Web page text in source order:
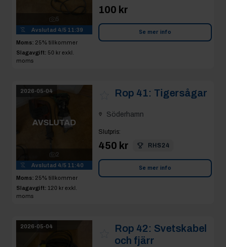
5
Avslutad 4/5 11:39
Moms: 25% tillkommer
Slagavgift: 50 kr exkl.
moms
100 kr
Se mer info
2026-05-04
AVSLUTAD
2
Avslutad 4/5 11:40
Moms: 25% tillkommer
Slagavgift: 120 kr exkl.
moms
Rop 41: Tigersågar
Söderhamn
Slutpris:
450 kr RHS24
Se mer info
2026-05-04 Rop 42: Svetskabel
och fjärr